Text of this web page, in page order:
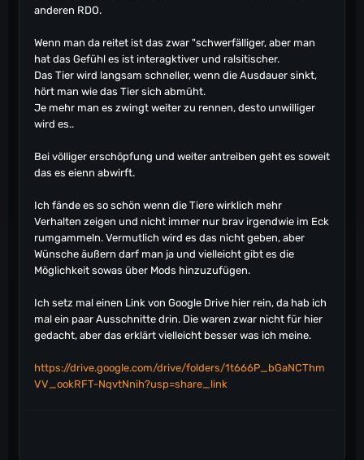
Versteckten Inhalt anzeigen
den Weg den du gehst folgen wenn man an Bäumen
vorbeigeht, dass die den gleichen Weg gehen und
Andere Spiele schaffen das ja auch problemlos und die
NPC nehmen dieselbe Route wie du.
Also so ähnlich wie beim überladen, sodass die Dinos
Ausdauer haben.
anderen RDO.
Wenn man da reitet ist das zwar "schwerfälliger, aber man
hat das Gefühl es ist interagktiver und ralsitischer.
Das Tier wird langsam schneller, wenn die Ausdauer sinkt,
hört man wie das Tier sich abmüht.
Je mehr man es zwingt weiter zu rennen, desto unwilliger
wird es..
Bei völliger erschöpfung und weiter antreiben geht es soweit
das es eienn abwirft.
Ich fände es so schön wenn die Tiere wirklich mehr
Verhalten zeigen und nicht immer nur brav irgendwie im Eck
rumgammeln. Vermutlich wird es das nicht geben, aber
Wünsche äußern darf man ja und vielleicht gibt es die
Möglichkeit sowas über Mods hinzuzufügen.
Ich setz mal einen Link von Google Drive hier rein, da hab ich
mal ein paar Ausschnitte drin. Die waren zwar nicht für hier
gedacht, aber das erklärt vielleicht besser was ich meine.
https://drive.google.com/drive/folders/1t666P_bGaNCThm
VV_ookRFT-NqvtNnih?usp=share_link